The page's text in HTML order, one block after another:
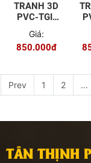
TRANH 3D
PVC-TGI-
YD-P105
Giá:
850.000đ
Prev 1 2 ...
TÂN THỊNH